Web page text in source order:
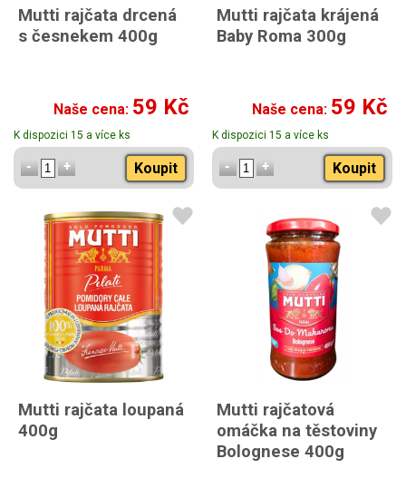
Mutti rajčata drcená
s česnekem 400g
Naše cena: 59 Kč
K dispozici 15 a více ks
Koupit
Mutti rajčata krájená
Baby Roma 300g
Naše cena: 59 Kč
K dispozici 15 a více ks
Koupit
Mutti rajčata loupaná
400g
Mutti rajčatová
omáčka na těstoviny
Bolognese 400g